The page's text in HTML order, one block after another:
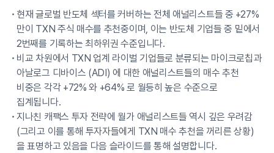
현재 글로벌 반도체 섹터를 커버하는 전체 애널리스트들 중 +27%
만이 TXN 주식 매수를 추천중이며, 이는 반도체 기업들 중 밑에서
2번째를 기록하는 최하위권 수준입니다.
비교 차원에서 TXN 업계 라이벌 기업들로 분류되는 마이크로칩과
아날로그 디바이스 (ADI) 에 대한 애널리스트들의 매수 추천
비중은 각각 +72% 와 +64% 로 월등히 높은 수준으로
집계됩니다.
지나친 캐팩스 투자 전략에 월가 애널리스트들 역시 깊은 우려감
(그리고 이를 통해 투자자들에게 TXN 매수 추천을 꺼리른 상황)
을 표명하고 있음을 다음 슬라이드를 통해 설명합니다.